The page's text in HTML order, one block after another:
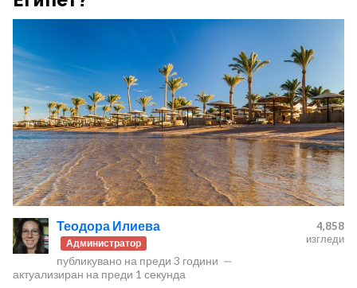
Теодора Илиева
Администратор
публикувано на преди 3 години —
актуализиран на преди 1 секунда
4,858
изгледи